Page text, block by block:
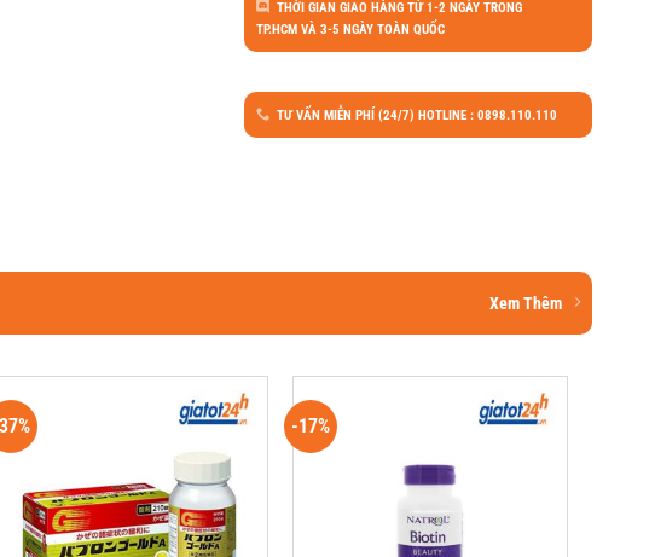
THỜI GIAN GIAO HÀNG TỪ 1-2 NGÀY TRONG
TP.HCM VÀ 3-5 NGÀY TOÀN QUỐC
TƯ VẤN MIỄN PHÍ (24/7) HOTLINE : 0898.110.110
Xem Thêm
-17%